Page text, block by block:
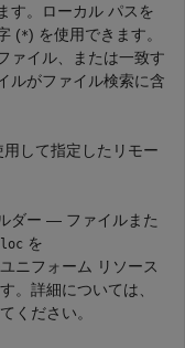
す。ローカル パスを
(*) を使用できます。
ァイル、または一致す
ルがファイル検索に含
して指定したリモー
ダー — ファイルまた
loc を
ニフォーム リソース
。詳細については、
ください。